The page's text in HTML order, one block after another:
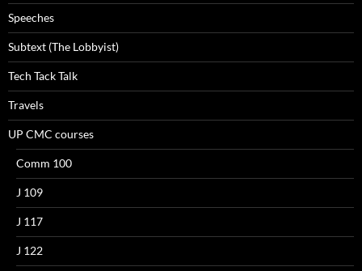
Speeches
Subtext (The Lobbyist)
Tech Tack Talk
Travels
UP CMC courses
Comm 100
J 109
J 117
J 122